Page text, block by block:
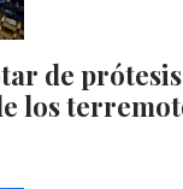
de
los